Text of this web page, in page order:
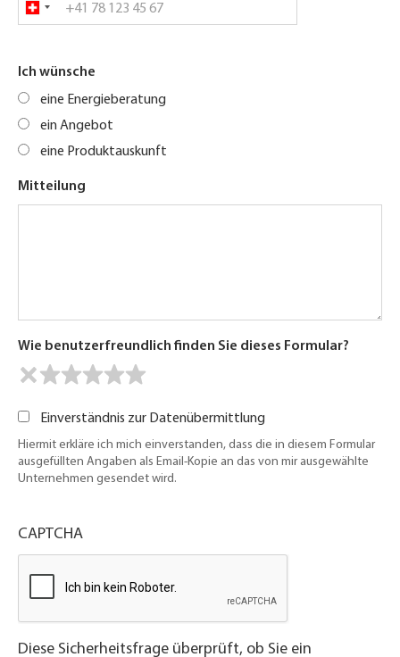
Ich wünsche
eine Energieberatung
ein Angebot
eine Produktauskunft
Mitteilung
Wie benutzerfreundlich finden Sie dieses Formular?
Einverständnis zur Datenübermittlung
Hiermit erkläre ich mich einverstanden, dass die in diesem Formular
ausgefüllten Angaben als Email-Kopie an das von mir ausgewählte
Unternehmen gesendet wird.
CAPTCHA
Diese Sicherheitsfrage überprüft, ob Sie ein